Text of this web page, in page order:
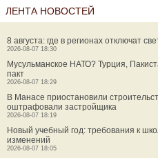
ЛЕНТА НОВОСТЕЙ
8 августа: где в регионах отключат
2026-08-07 18:30
Мусульманское НАТО? Турция,
пакт
2026-08-07 18:29
В Манасе приостановили
оштрафовали застройщика
2026-08-07 18:19
Новый учебный год: требования к
изменений
2026-08-07 18:05